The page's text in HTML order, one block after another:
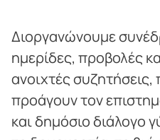
Διοργανώνουμε
ημερίδες, προβολές
ανοιχτές συζητήσεις,
προάγουν τον
και δημόσιο διάλογο